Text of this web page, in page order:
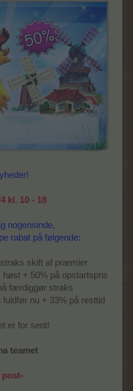
kl. 10 - 18
nogensinde,
rabat på følgende:
skift af præmier
+ 50% på opstartspris
færdiggør straks
nu + 33% på resttid
er for sent!
teamet